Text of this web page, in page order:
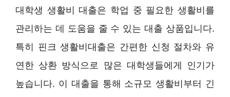
대학생 생활비 대출은 학업 중 필요한 생활비를
관리하는 데 도움을 줄 수 있는 대출 상품입니다.
특히 핀크 생활비대출은 간편한 신청 절차와 유
연한 상환 방식으로 많은 대학생들에게 인기가
높습니다. 이 대출을 통해 소규모 생활비부터 긴